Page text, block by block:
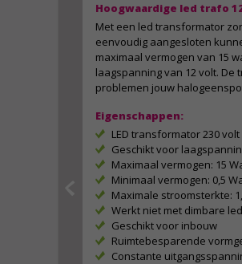
Hoogwaardige led trafo
Met een led transformator
eenvoudig aangesloten
maximaal vermogen van 15
laagspanning van 12 volt.
problemen jouw
Eigenschappen:
LED transformator 230
Geschikt voor
Maximaal vermogen: 15
Minimaal vermogen: 0,5
Maximale stroomsterkte:
Werkt niet met dimbare
Geschikt voor inbouw
Ruimtebesparende
Constante